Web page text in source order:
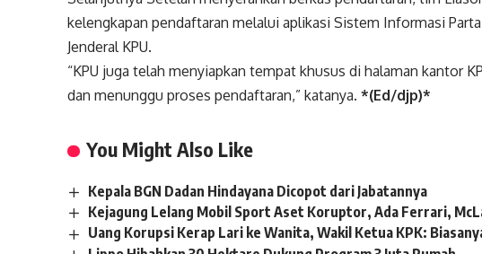
kelengkapan pendaftaran melalui aplikasi Sistem Informasi
Jenderal KPU.
“KPU juga telah menyiapkan tempat khusus di halaman kantor
dan menunggu proses pendaftaran,” katanya.*(Ed/djp)*
You Might Also Like
Kepala BGN Dadan Hindayana Dicopot dari Jabatannya
Kejagung Lelang Mobil Sport Aset Koruptor, Ada Ferrari,
Uang Korupsi Kerap Lari ke Wanita, Wakil Ketua KPK: